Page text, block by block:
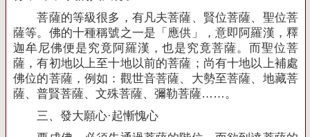
菩薩的等級很多，有凡夫菩薩、賢位菩薩、聖位菩
薩等。佛的十種稱號之一是「應供」，意即阿羅漢，釋
迦牟尼佛便是究竟阿羅漢，也是究竟菩薩。而聖位菩
薩，有初地以上至十地以前的菩薩；尚有十地以上補處
佛位的菩薩，例如：觀世音菩薩、大勢至菩薩、地藏菩
薩、普賢菩薩、文殊菩薩、彌勒菩薩……。
三、發大願心·起慚愧心